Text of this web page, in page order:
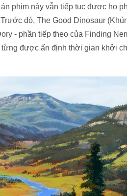
phim này vẫn tiếp tục được họ
đó, The Good Dinosaur
- phần tiếp theo của Finding
được ấn định thời gian khởi